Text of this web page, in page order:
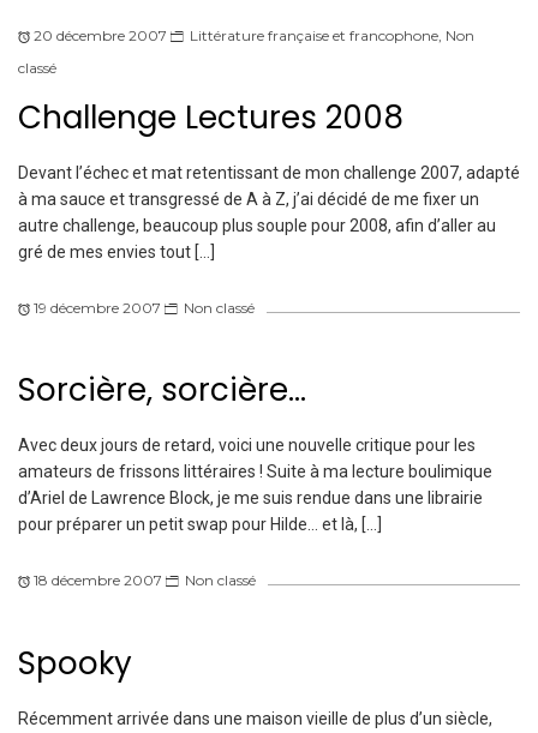
20 décembre 2007 Littérature française et francophone Non
classé
Challenge Lectures 2008
Devant l’échec et mat retentissant de mon challenge 2007, adapté
à ma sauce et transgressé de A à Z, j’ai décidé de me fixer un
autre challenge, beaucoup plus souple pour 2008, afin d’aller au
gré de mes envies tout […]
19 décembre 2007 Non classé
Sorcière, sorcière…
Avec deux jours de retard, voici une nouvelle critique pour les
amateurs de frissons littéraires ! Suite à ma lecture boulimique
d’Ariel de Lawrence Block, je me suis rendue dans une librairie
pour préparer un petit swap pour Hilde… et là, […]
18 décembre 2007 Non classé
Spooky
Récemment arrivée dans une maison vieille de plus d’un siècle,